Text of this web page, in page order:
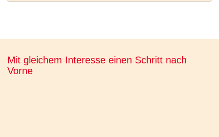
Mit gleichem Interesse einen Schritt nach
Vorne